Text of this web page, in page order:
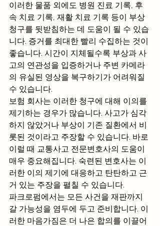
이러한 물품 외에도 병원 진료 기록, 후
속 치료 기록, 재활 치료 기록 등이 부상
청구를 뒷받침하는 데 도움이 될 수 있습
니다. 증거를 최대한 빨리 수집하는 것이
좋습니다. 시간이 지체될수록 부상과 사
고의 연관성을 입증하거나 주변 카메라
의 유실된 영상을 복구하기가 어려워질
수 있습니다.
보험 회사는 이러한 청구에 대해 이의를
제기하는 경우가 많습니다. 사고가 심각
하지 않았거나 부상이 기존 질환에서 비
롯된 것이라고 주장할 수 있습니다. 바로
이럴 때 교통사고 전문변호사의 도움이
매우 중요해집니다. 숙련된 변호사는 이
러한 이의 제기에 대응하고 탄탄하고 근
거 있는 주장을 펼칠 수 있습니다.
파크로펌에서는 모든 사건을 재판까지
갈 가능성을 염두에 두고 준비합니다. 이
러한 마음가짐은 더 나은 합의를 이끌어